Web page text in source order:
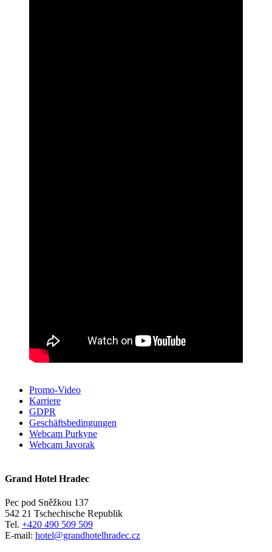
Promo-Video
Karriere
GDPR
Geschäftsbedingungen
Webcam Purkyne
Webcam Javorak
Grand Hotel Hradec
Pec pod Sněžkou 137
542 21 Tschechische Republik
Tel. +420 490 509 509
E-mail: hotel@grandhotelhradec.cz